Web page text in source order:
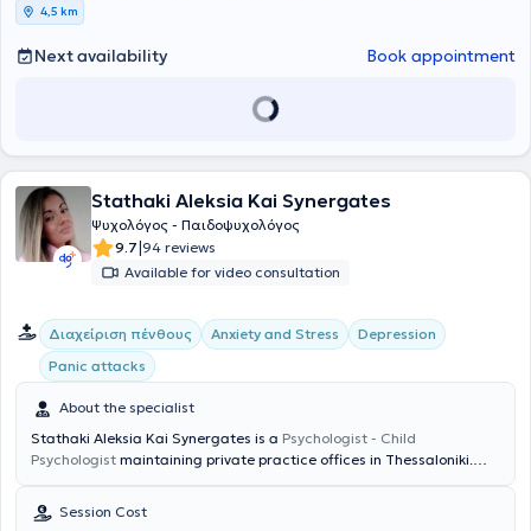
4,5 km
Next availability Book appointment
Stathaki Aleksia Kai Synergates
Ψυχολόγος - Παιδοψυχολόγος
9.7|94 reviews
Available for video consultation
Διαχείριση πένθους Anxiety and Stress
Depression
Panic attacks
About the specialist
Stathaki Aleksia Kai Synergates is a Psychologist - Child
Psychologist maintaining private practice offices in Thessaloniki.
Aristotle University of Thessaloniki. She has collaborated with the
Center for Abused Women/E.K.A.PSY, the Support Association for
Session Cost